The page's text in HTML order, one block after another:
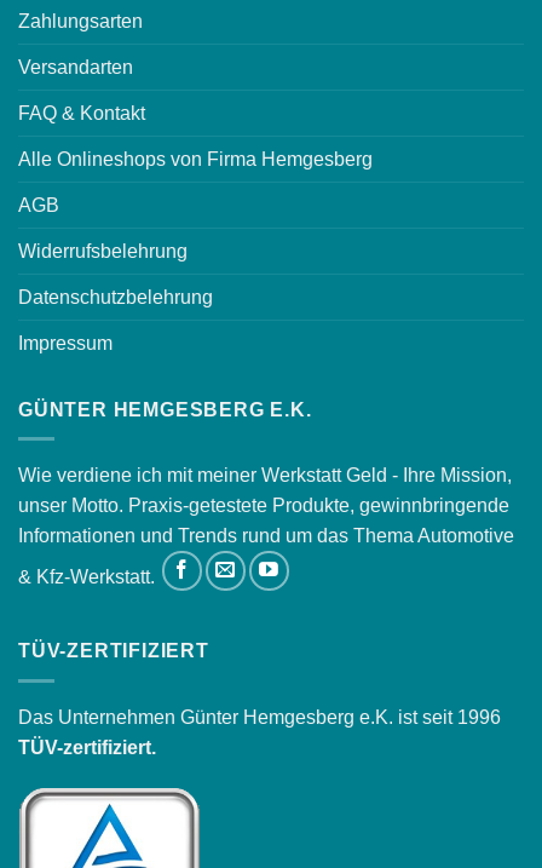
Zahlungsarten
Versandarten
FAQ & Kontakt
Alle Onlineshops von Firma Hemgesberg
AGB
Widerrufsbelehrung
Datenschutzbelehrung
Impressum
GÜNTER HEMGESBERG E.K.
Wie verdiene ich mit meiner Werkstatt Geld - Ihre Mission,
unser Motto. Praxis-getestete Produkte, gewinnbringende
Informationen und Trends rund um das Thema Automotive
& Kfz-Werkstatt.
TÜV-ZERTIFIZIERT
Das Unternehmen Günter Hemgesberg e.K. ist seit 1996
TÜV-zertifiziert.